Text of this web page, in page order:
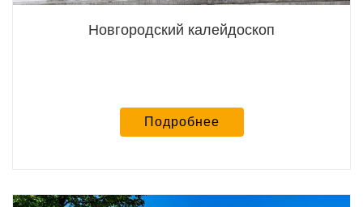
Новгородский калейдоскоп
Подробнее